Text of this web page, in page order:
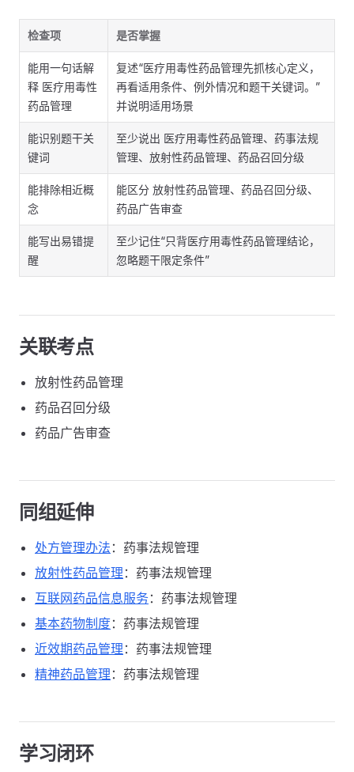
检查项 是否掌握
能用一句话解
释 医疗用毒性
药品管理
复述“医疗用毒性药品管理先抓核心定义，
再看适用条件、例外情况和题干关键词。”
并说明适用场景
能识别题干关
键词
至少说出 医疗用毒性药品管理、药事法规
管理、放射性药品管理、药品召回分级
能排除相近概
念
能区分 放射性药品管理、药品召回分级、
药品广告审查
能写出易错提
醒
至少记住“只背医疗用毒性药品管理结论，
忽略题干限定条件”
关联考点
放射性药品管理
药品召回分级
药品广告审查
同组延伸
处方管理办法 ：药事法规管理
放射性药品管理 ：药事法规管理
互联网药品信息服务：药事法规管理
基本药物制度：药事法规管理
近效期药品管理 ：药事法规管理
精神药品管理 ：药事法规管理
学习闭环